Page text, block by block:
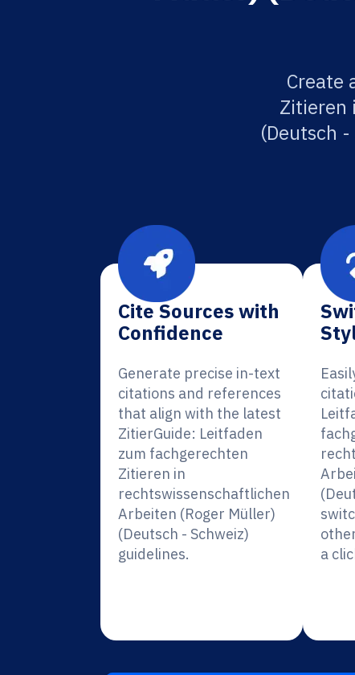
Create
Zitieren
(Deutsch
Cite Sources with
Confidence
Generate precise in-text
citations and references
that align with the latest
ZitierGuide: Leitfaden
zum fachgerechten
Zitieren in
rechtswissenschaftlichen
Arbeiten (Roger Müller)
(Deutsch - Schweiz)
guidelines.
a